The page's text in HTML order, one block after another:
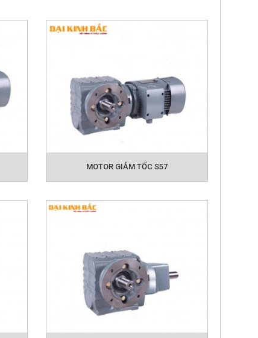
MOTOR GIẢM TỐC S57